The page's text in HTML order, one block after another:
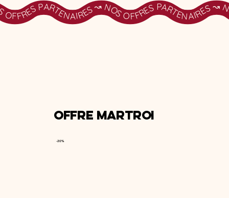
↝ NOS OFFRES PARTENAIRES ↝ NOS OFFRES PARTENAIRES ↝ NOS OFFRES PARTENAIRES ↝ NOS OFFRES PARTENAIRES ↝ NOS OFFRES PARTENAIRES ↝ NOS OFFRES PARTENAIRES �↝ NOS OFFRES PARTENAIRES ↝ NOS OFFRES PARTENAIRES ↝
Offre Martroi
-20%